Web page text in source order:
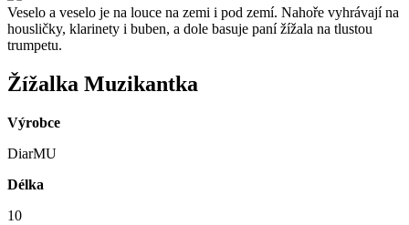
Veselo a veselo je na louce na zemi i pod zemí. Nahoře vyhrávají na
housličky, klarinety i buben, a dole basuje paní žížala na tlustou
trumpetu.
Žížalka Muzikantka
Výrobce
DiarMU
Délka
10